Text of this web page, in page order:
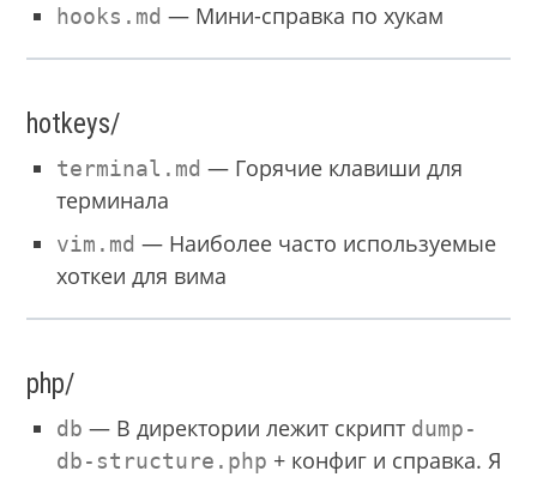
hooks.md — Мини-справка по хукам
hotkeys/
terminal.md — Горячие клавиши для
терминала
vim.md — Наиболее часто используемые
хоткеи для вима
php/
db — В директории лежит скрипт dump-
db-structure.php + конфиг и справка. Я